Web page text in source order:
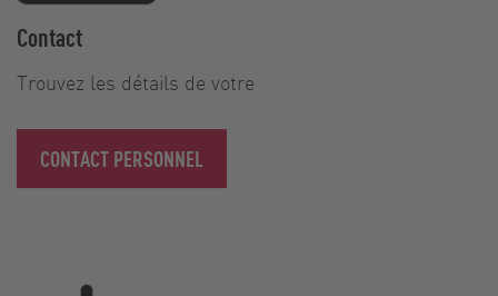
Contact
Trouvez les détails de votre
CONTACT PERSONNEL